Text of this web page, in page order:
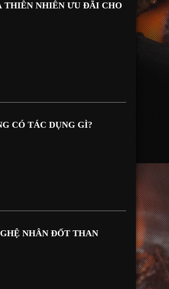
THIÊN NHIÊN ƯU ĐÃI CHO
CÓ TÁC DỤNG GÌ?
NHÂN ĐỐT THAN